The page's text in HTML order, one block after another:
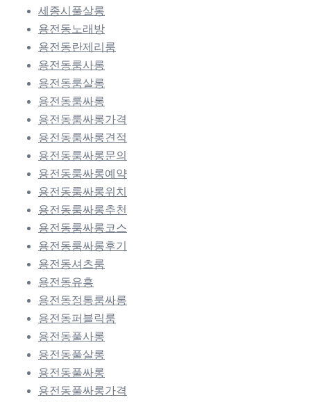
세종시풀살롱
용전동노래방
용전동란제리룸
용전동룸사롱
용전동룸살롱
용전동룸싸롱
용전동룸싸롱가격
용전동룸싸롱견적
용전동룸싸롱문의
용전동룸싸롱예약
용전동룸싸롱위치
용전동룸싸롱추천
용전동룸싸롱코스
용전동룸싸롱후기
용전동셔츠룸
용전동유흥
용전동정통룸싸롱
용전동퍼블릭룸
용전동풀사롱
용전동풀살롱
용전동풀싸롱
용전동풀싸롱가격